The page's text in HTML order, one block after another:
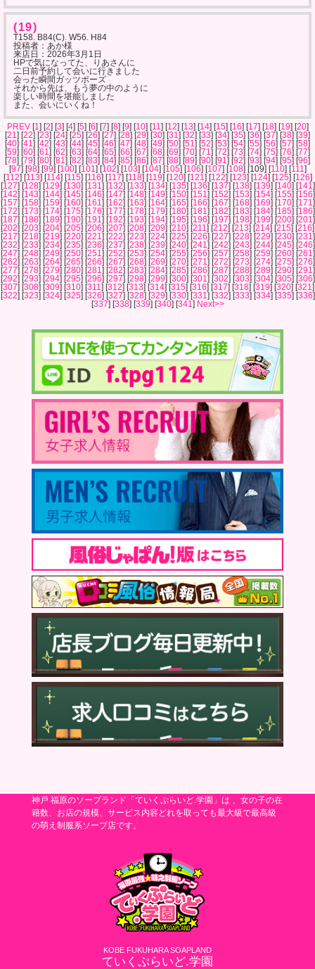
(19)
T158. B84(C). W56. H84
投稿者：あか様
来店日： 2026年3月1日
HPで気になってた、りあさんに
二日前予約して会いに行きました
会った瞬間ガッツポーズ
それから先は、もう夢の中のように
楽しい時間を堪能しました
また、会いにいくね！
PREV[1] [2] [3] [4] [5] [6] [7] [8] [9] [10] [11] [12] [13] [14] [15] [16] [17] [18] [19] [20]
[21] [22] [23] [24] [25] [26] [27] [28] [29] [30] [31] [32] [33] [34] [35] [36] [37] [38] [39]
[40] [41] [42] [43] [44] [45] [46] [47] [48] [49] [50] [51] [52] [53] [54] [55] [56] [57] [58]
[59] [60] [61] [62] [63] [64] [65] [66] [67] [68] [69] [70] [71] [72] [73] [74] [75] [76] [77]
[78] [79] [80] [81] [82] [83] [84] [85] [86] [87] [88] [89] [90] [91] [92] [93] [94] [95] [96]
[97] [98] [99] [100] [101] [102] [103] [104] [105] [106] [107] [108] [109] [110] [111]
[112] [113] [114] [115] [116] [117] [118] [119] [120] [121] [122] [123] [124] [125] [126]
[127] [128] [129] [130] [131] [132] [133] [134] [135] [136] [137] [138] [139] [140] [141]
[142] [143] [144] [145] [146] [147] [148] [149] [150] [151] [152] [153] [154] [155] [156]
[157] [158] [159] [160] [161] [162] [163] [164] [165] [166] [167] [168] [169] [170] [171]
[172] [173] [174] [175] [176] [177] [178] [179] [180] [181] [182] [183] [184] [185] [186]
[187] [188] [189] [190] [191] [192] [193] [194] [195] [196] [197] [198] [199] [200] [201]
[202] [203] [204] [205] [206] [207] [208] [209] [210] [211] [212] [213] [214] [215] [216]
[217] [218] [219] [220] [221] [222] [223] [224] [225] [226] [227] [228] [229] [230] [231]
[232] [233] [234] [235] [236] [237] [238] [239] [240] [241] [242] [243] [244] [245] [246]
[247] [248] [249] [250] [251] [252] [253] [254] [255] [256] [257] [258] [259] [260] [261]
[262] [263] [264] [265] [266] [267] [268] [269] [270] [271] [272] [273] [274] [275] [276]
[277] [278] [279] [280] [281] [282] [283] [284] [285] [286] [287] [288] [289] [290] [291]
[292] [293] [294] [295] [296] [297] [298] [299] [300] [301] [302] [303] [304] [305] [306]
[307] [308] [309] [310] [311] [312] [313] [314] [315] [316] [317] [318] [319] [320] [321]
[322] [323] [324] [325] [326] [327] [328] [329] [330] [331] [332] [333] [334] [335] [336]
[337] [338] [339] [340] [341] Next>>
神戸 福原のソープランド「ていくぷらいど.学園」は 、女の子の在
籍数、お店の規模、サービス内容どれを取っても最大級で最高級
の萌え制服系ソープ店です。
KOBE FUKUHARA SOAPLAND
ていくぷらいど.学園